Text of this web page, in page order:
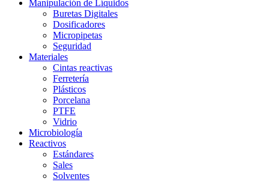
Manipulación de Líquidos
Buretas Digitales
Dosificadores
Micropipetas
Seguridad
Materiales
Cintas reactivas
Ferretería
Plásticos
Porcelana
PTFE
Vidrio
Microbiología
Reactivos
Estándares
Sales
Solventes